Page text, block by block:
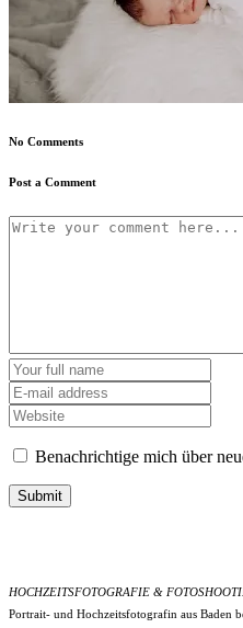
No Comments
Post a Comment
Benachrichtige mich über
Submit
HOCHZEITSFOTOGRAFIE &
Portrait- und Hochzeitsfotografin aus Baden